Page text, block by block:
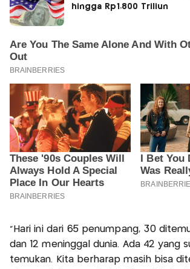
hingga Rp1.800 Triliun
“Hari ini dari 65 penumpang, 30
dan 12 meninggal dunia. Ada 42 yang
temukan. Kita berharap masih bisa